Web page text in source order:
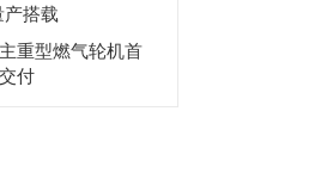
产搭载
重型燃气轮机首
付